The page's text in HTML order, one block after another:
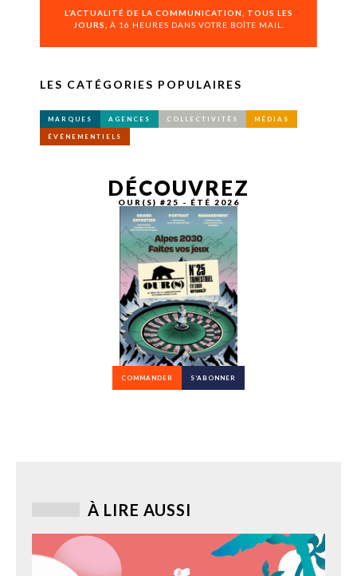
L’ACTUALITÉ DE LA COMMUNICATION, TOUS LES
JOURS,
À 16 HEURES DANS VOTRE BOÎTE MAIL.
LES CATÉGORIES POPULAIRES
MARQUES AGENCES COLLECTIVITÉS MÉDIAS
ÉVÉNEMENTIELS
DÉCOUVREZ
OUR(S) #25 - ÉTÉ 2026
COMMANDER S’ABONNER
À LIRE AUSSI